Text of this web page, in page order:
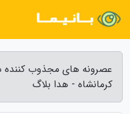
عصرونه های مجذوب کننده
کرمانشاه - هدا بلاگ